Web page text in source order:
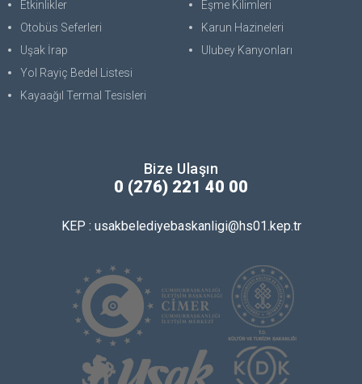
Etkinlikler
Otobüs Seferleri
Uşak İrap
Yol Rayiç Bedel Listesi
Kayaağıl Termal Tesisleri
Eşme Kilimleri
Karun Hazineleri
Ulubey Kanyonları
Bize Ulaşın
0 (276) 221 40 00
KEP : usakbelediyebaskanligi@hs01.kep.tr